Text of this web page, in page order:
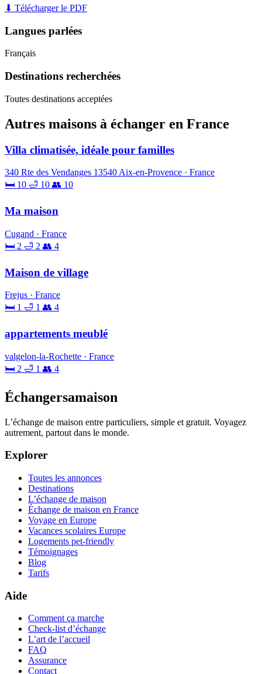
⬇ Télécharger le PDF
Langues parlées
Français
Destinations recherchées
Toutes destinations acceptées
Autres maisons à échanger en France
Villa climatisée, idéale pour familles
340 Rte des Vendanges 13540 Aix-en-Provence · France
🛏 10 🛁 10 👥 10
Ma maison
Cugand · France
🛏 2 🛁 2 👥 4
Maison de village
Frejus · France
🛏 1 🛁 1 👥 4
appartements meublé
valgelon-la-Rochette · France
🛏 2 🛁 1 👥 4
Échangersamaison
L’échange de maison entre particuliers, simple et gratuit. Voyagez
autrement, partout dans le monde.
Explorer
Toutes les annonces
Destinations
L’échange de maison
Échange de maison en France
Voyage en Europe
Vacances scolaires Europe
Logements pet-friendly
Témoignages
Blog
Tarifs
Aide
Comment ça marche
Check-list d’échange
L’art de l’accueil
FAQ
Assurance
Contact